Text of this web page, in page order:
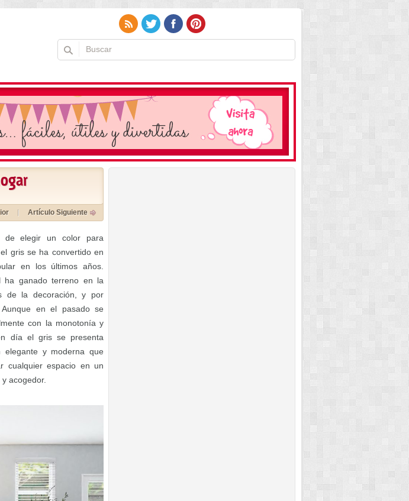
Artículo Siguiente
de elegir un color para
gris se ha convertido en
en los últimos años.
ha ganado terreno en la
de la decoración, y por
Aunque en el pasado se
con la monotonía y
día el gris se presenta
elegante y moderna que
cualquier espacio en un
acogedor.